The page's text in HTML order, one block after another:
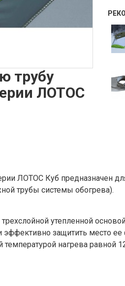
трубу
ЛОТОС
ЛОТОС Куб предназначен
трубы системы обогрева).
утепленной
защитить место
нагрева равной